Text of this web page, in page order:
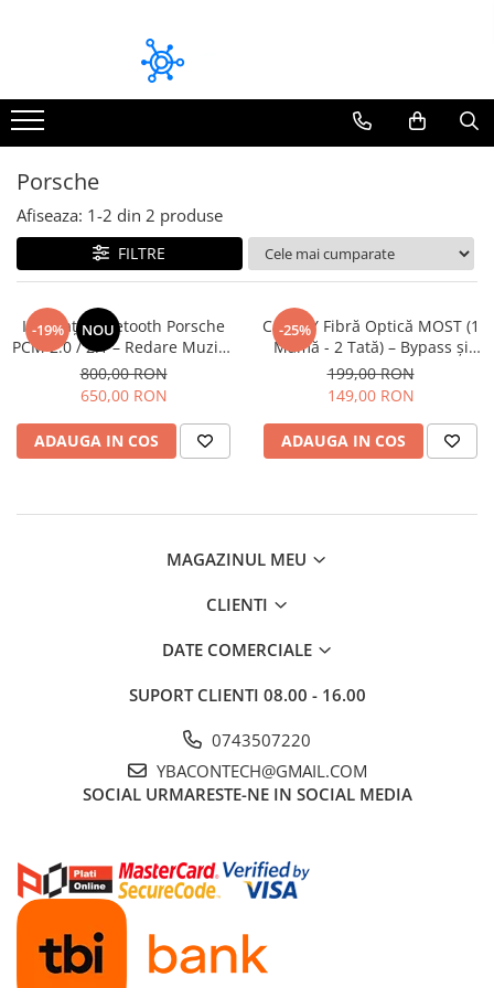
Module bluetooth dedicate
Volkswagen
Pioneer
Mitsubishi
Audi
Seat
Toyota
Fiat / Alfa Romeo / Lancia
Mazda
BMW
Jeep / Crysler / Dodge
Land Rover
Opel
Porsche
Module CarPlay / Android Auto Dedicate
Audi
BMW
Mazda
Mercedes Benz
Volkswagen
Volvo
Porsche
Afiseaza: 1-2 din 2 produse
FILTRE
-19% NOU
Interfață Bluetooth Porsche
PCM 2.0 / 2.1 – Redare Muzică
& Apeluri Hands-Free, USB
12V
800,00 RON
650,00 RON
ADAUGA IN COS
-25%
Cablu Y Fibră Optică MOST (1
Mamă - 2 Tată) – Bypass și
Reparație Multimedia (Audi,
BMW, Mercedes, Porsche, VW)
199,00 RON
149,00 RON
ADAUGA IN COS
MAGAZINUL MEU
CLIENTI
DATE COMERCIALE
SUPORT CLIENTI 08.00 - 16.00
0743507220
YBACONTECH@GMAIL.COM
SOCIAL URMARESTE-NE IN SOCIAL MEDIA